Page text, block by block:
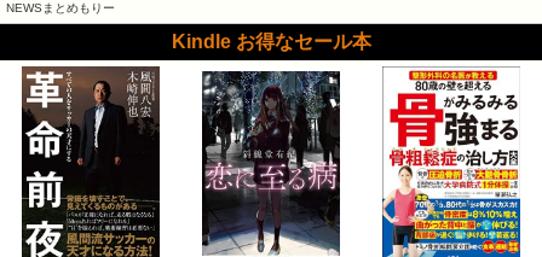
NEWSまとめもりー
Kindle お得なセール本